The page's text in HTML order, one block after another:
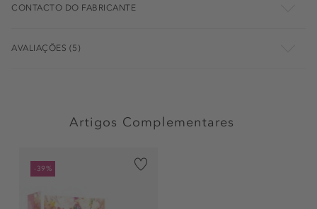
CONTACTO DO FABRICANTE
AVALIAÇÕES (5)
Artigos Complementares
-39%